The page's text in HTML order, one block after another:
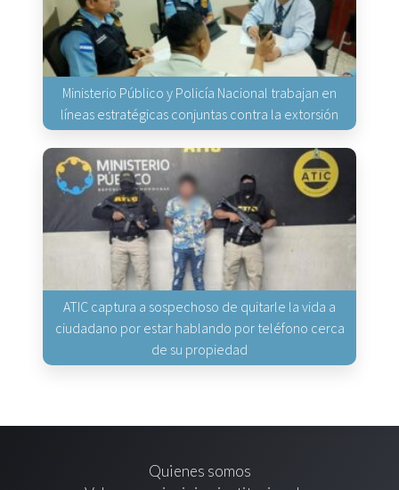
Ministerio Público y Policía Nacional trabajan en
líneas estratégicas conjuntas contra la extorsión
ATIC captura a sospechoso de quitarle la vida a
ciudadano por estar hablando por teléfono cerca
de su propiedad
Quienes somos